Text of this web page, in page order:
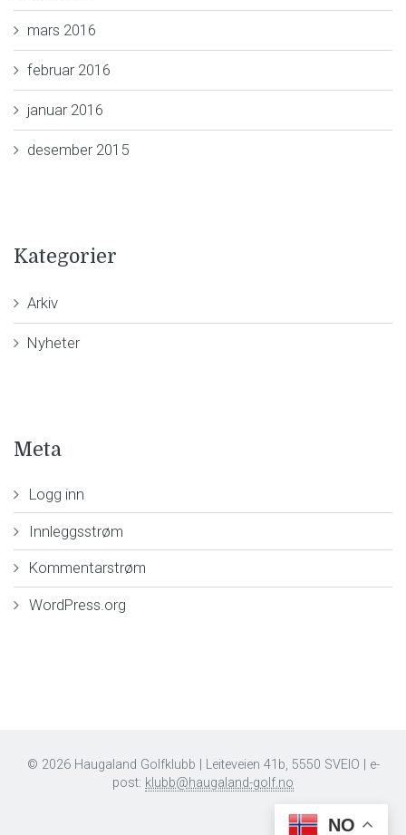
mars 2016
februar 2016
januar 2016
desember 2015
Kategorier
Arkiv
Nyheter
Meta
Logg inn
Innleggsstrøm
Kommentarstrøm
WordPress.org
© 2026 Haugaland Golfklubb | Leiteveien 41b, 5550 SVEIO | e-
post: klubb@haugaland-golf.no
NO